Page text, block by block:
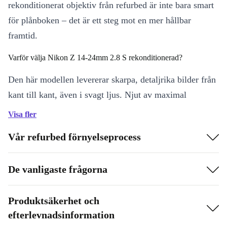
rekonditionerat objektiv från refurbed är inte bara smart
för plånboken – det är ett steg mot en mer hållbar
framtid.
Varför välja Nikon Z 14-24mm 2.8 S rekonditionerad?
Den här modellen levererar skarpa, detaljrika bilder från
kant till kant, även i svagt ljus. Njut av maximal
flexibilitet – ta in storslagna landskap, arkitektur eller
vidvinkelzoom.
Brett zoomomfång:
14–24 mm öppnar upp för imponerande
Visa fler
Vår refurbed förnyelseprocess
De vanligaste frågorna
Produktsäkerhet och
efterlevnadsinformation